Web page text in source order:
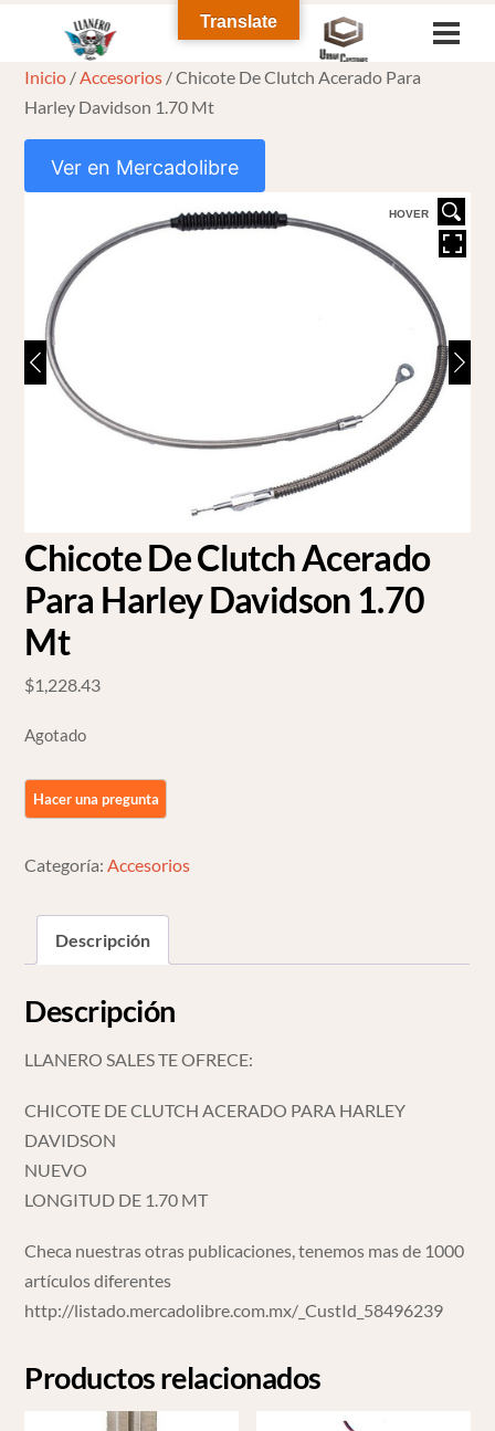
content
Inicio /Accesorios / Chicote De Clutch Acerado Para
Harley Davidson 1.70 Mt
Ver en Mercadolibre
HOVER
Chicote De Clutch Acerado
Para Harley Davidson 1.70
Mt
$1,228.43
Agotado
Categoría:Accesorios
Descripción
Descripción
LLANERO SALES TE OFRECE:
CHICOTE DE CLUTCH ACERADO PARA HARLEY
DAVIDSON
NUEVO
LONGITUD DE 1.70 MT
Checa nuestras otras publicaciones, tenemos mas de 1000
artículos diferentes
http://listado.mercadolibre.com.mx/_CustId_58496239
Productos relacionados
Translate